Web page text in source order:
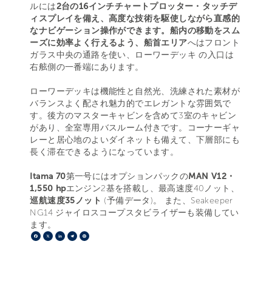
ルには2台の16インチチャートプロッター・タッチデ
ィスプレイを備え、高度な技術を駆使しながら直感的
なナビゲーション操作ができます。船内の移動をスム
ーズに効率よく行えるよう、船首エリアへはフロント
ガラス中央の通路を使い、ローワーデッキ の入口は
右舷側の一番端にあります。
ローワーデッキは機能性と自然光、洗練された素材が
バランスよく配され魅力的でエレガントな雰囲気で
す。後方のマスターキャビンを含めて3室のキャビン
があり、全室専用バスルーム付きです。コーナーギャ
レーと居心地のよいダイネットも備えて、下層部にも
長く滞在できるようになっています。
Itama 70第一号にはオプションパックのMAN V12・
1,550 hpエンジン2基を搭載し、最高速度40ノット、
巡航速度35ノット (予備データ)。 また、Seakeeper
NG14 ジャイロスコープスタビライザーも装備してい
ます。
Facebook
X LinkedIn
Telegram